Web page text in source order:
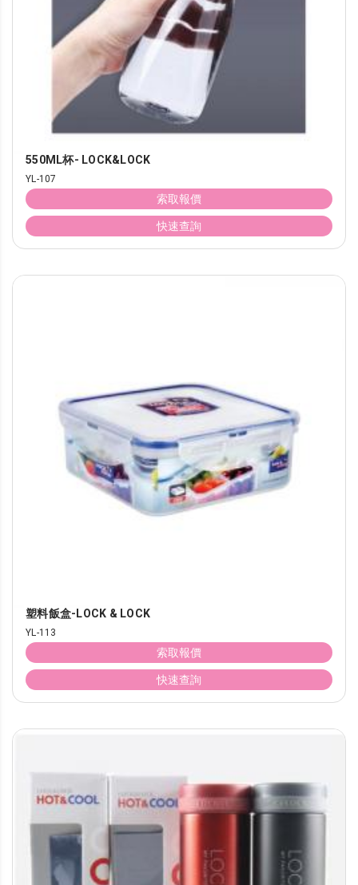
550ML杯- LOCK&LOCK
YL-107
索取報價
快速查詢
塑料飯盒-LOCK & LOCK
YL-113
索取報價
快速查詢